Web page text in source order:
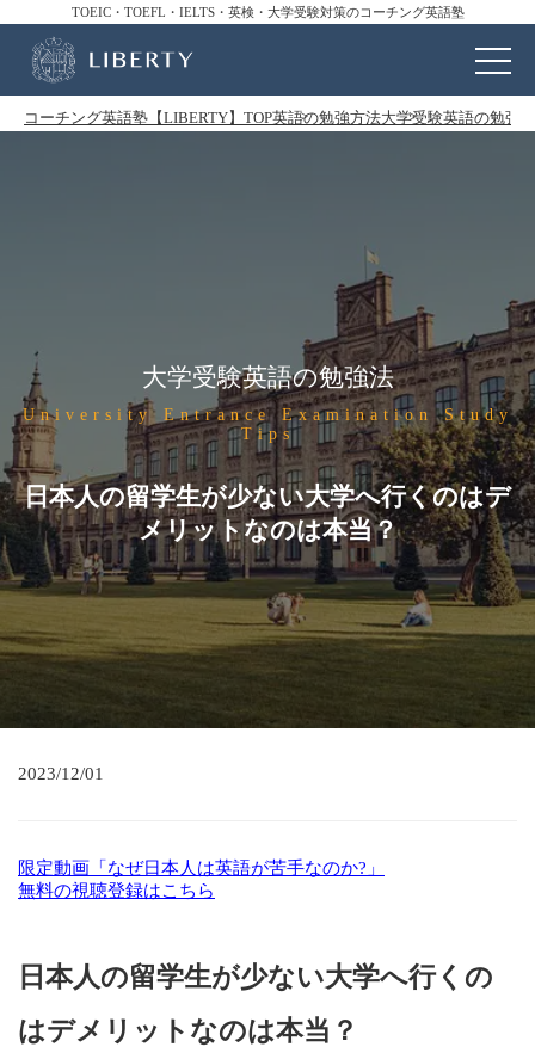
TOEIC・TOEFL・IELTS・英検・大学受験対策のコーチング英語塾
コーチング英語塾【LIBERTY】TOP英語の勉強方法大学受験英語の勉強法
大学受験英語の勉強法
University Entrance Examination Study
Tips
日本人の留学生が少ない大学へ行くのはデ
メリットなのは本当？
2023/12/01
限定動画「なぜ日本人は英語が苦手なのか?」
無料の視聴登録はこちら
日本人の留学生が少ない大学へ行くの
はデメリットなのは本当？